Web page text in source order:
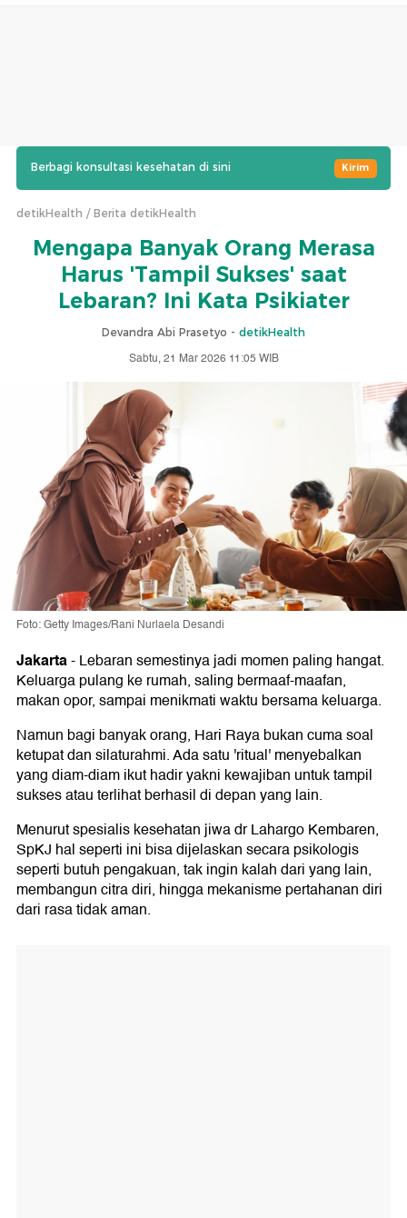
Berbagi konsultasi kesehatan di sini Kirim
detikHealth Berita detikHealth
Mengapa Banyak Orang Merasa
Harus 'Tampil Sukses' saat
Lebaran? Ini Kata Psikiater
Devandra Abi Prasetyo - detikHealth
Sabtu, 21 Mar 2026 11:05 WIB
Foto: Getty Images/Rani Nurlaela Desandi
Jakarta-Lebaran semestinya jadi momen paling hangat.
Keluarga pulang ke rumah, saling bermaaf-maafan,
makan opor, sampai menikmati waktu bersama keluarga.
Namun bagi banyak orang, Hari Raya bukan cuma soal
ketupat dan silaturahmi. Ada satu 'ritual' menyebalkan
yang diam-diam ikut hadir yakni kewajiban untuk tampil
sukses atau terlihat berhasil di depan yang lain.
Menurut spesialis kesehatan jiwa dr Lahargo Kembaren,
SpKJ hal seperti ini bisa dijelaskan secara psikologis
seperti butuh pengakuan, tak ingin kalah dari yang lain,
membangun citra diri, hingga mekanisme pertahanan diri
dari rasa tidak aman.